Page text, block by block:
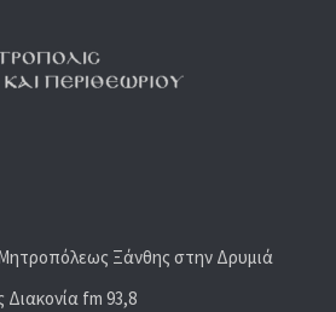
Ξάνθης στην Δρυμιά
fm 93,8